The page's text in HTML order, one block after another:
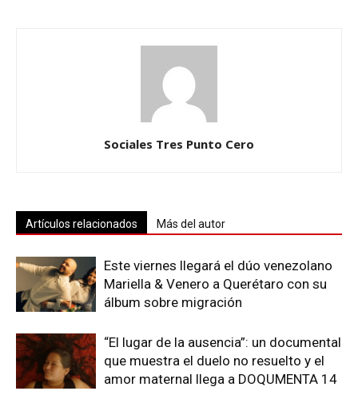
Sociales Tres Punto Cero
Artículos relacionados Más del autor
Este viernes llegará el dúo venezolano
Mariella & Venero a Querétaro con su
álbum sobre migración
“El lugar de la ausencia”: un documental
que muestra el duelo no resuelto y el
amor maternal llega a DOQUMENTA 14